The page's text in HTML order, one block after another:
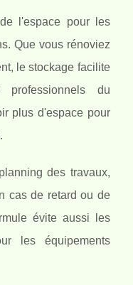
l'espace pour les
Que vous rénoviez
le stockage facilite
professionnels du
plus d'espace pour
des travaux,
cas de retard ou de
évite aussi les
les équipements